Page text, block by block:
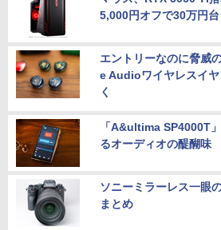
5,000円オフで30万円台
エントリーなのに脅威
e Audioワイヤレスイ
く
「A&ultima SP4000T
るオーディオの醍醐味
ソニーミラーレス一眼
まとめ